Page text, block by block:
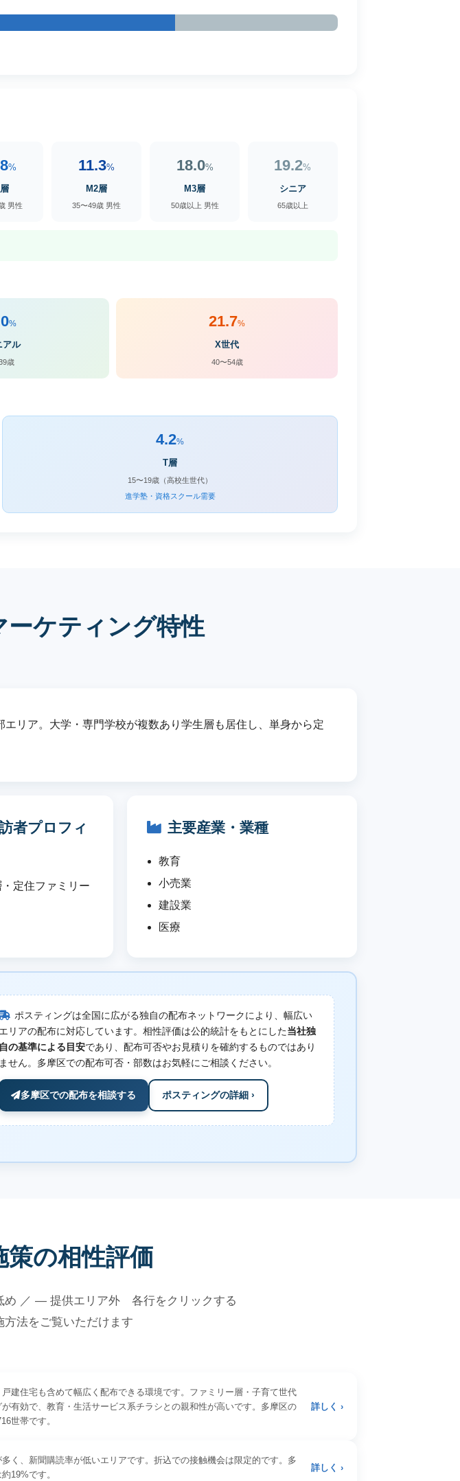
%
男性
11.3%
M2層
35〜49歳 男性
18.0%
M3層
50歳以上 男性
19.2%
シニア
65歳以上
%
アル
歳
21.7%
X世代
40〜54歳
4.2%
T層
15〜19歳（高校生世代）
進学塾・資格スクール需要
ケティング特性
リア。大学・専門学校が複数あり学生層も居住し、単身から定
者プロフィ
定住ファミリー
主要産業・業種
教育
小売業
建設業
医療
ポスティングは全国に広がる独自の配布ネットワークにより、幅広い
エリアの配布に対応しています。相性評価は公的統計をもとにした当社独
自の基準による目安であり、配布可否やお見積りを確約するものではあり
ません。多摩区での配布可否・部数はお気軽にご相談ください。
多摩区での配布を相談する ポスティングの詳細 ›
策の相性評価
／ — 提供エリア外 各行をクリックする
方法をご覧いただけます
建住宅も含めて幅広く配布できる環境です。ファミリー層・子育て世代
有効で、教育・生活サービス系チラシとの親和性が高いです。多摩区の
世帯です。
詳しく ›
く、新聞購読率が低いエリアです。折込での接触機会は限定的です。多
19%です。
詳しく ›